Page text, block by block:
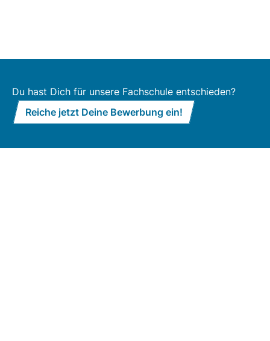
Du hast Dich für unsere Fachschule entschieden?
Reiche jetzt Deine Bewerbung ein!